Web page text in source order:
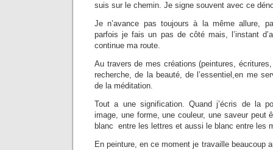
suis sur le chemin. Je signe souvent avec ce
Je n’avance pas toujours à la même allure,
parfois je fais un pas de côté mais, l’instant
continue ma route.
Au travers de mes créations (peintures,
recherche, de la beauté, de l’essentiel,en me
de la méditation.
Tout a une signification. Quand j’écris de la
image, une forme, une couleur, une saveur peut
blanc entre les lettres et aussi le blanc entre les
En peinture, en ce moment je travaille beaucoup